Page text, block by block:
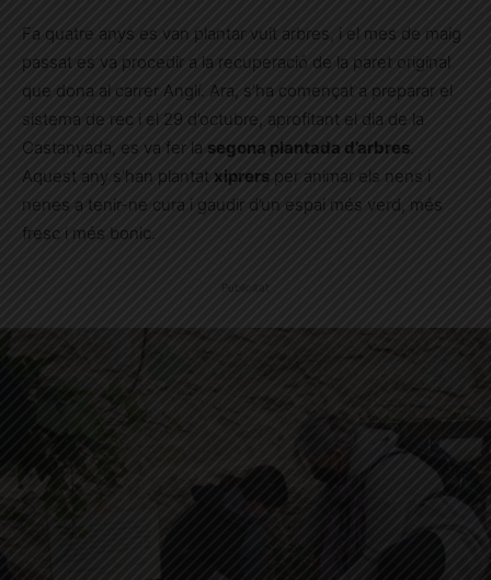
Fa quatre anys es van plantar vuit arbres, i el mes de maig
passat es va procedir a la recuperació de la paret original
que dona al carrer Anglí. Ara, s’ha començat a preparar el
sistema de rec i el 29 d’octubre, aprofitant el dia de la
Castanyada, es va fer la segona plantada d’arbres.
Aquest any s’han plantat xiprers per animar els nens i
nenes a tenir-ne cura i gaudir d’un espai més verd, més
fresc i més bonic.